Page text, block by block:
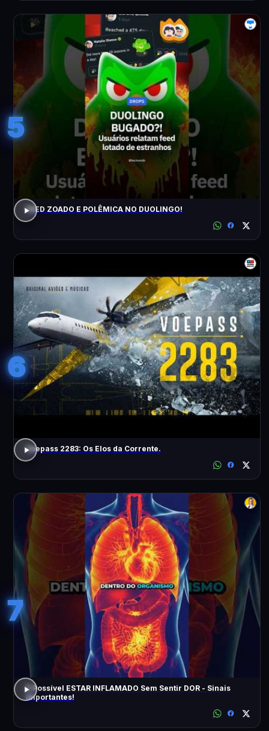
5
FEED ZOADO E POLÊMICA NO DUOLINGO!
6
Voepass 2283: Os Elos da Corrente.
7
É Possível ESTAR INFLAMADO Sem Sentir DOR - Sinais
Importantes!